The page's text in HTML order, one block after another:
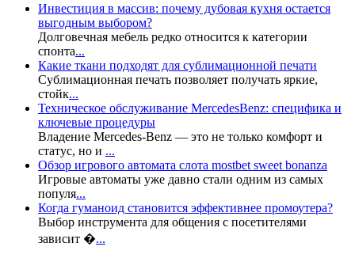
Инвестиция в массив: почему дубовая кухня остается
выгодным выбором?
Долговечная мебель редко относится к категории
спонта...
Какие ткани подходят для сублимационной печати
Сублимационная печать позволяет получать яркие,
стойк...
Техническое обслуживание MercedesBenz: специфика и
ключевые процедуры
Владение Mercedes-Benz — это не только комфорт и
статус, но и ...
Обзор игрового автомата слота mostbet sweet bonanza
Игровые автоматы уже давно стали одним из самых
популя...
Когда гуманоид становится эффективнее промоутера?
Выбор инструмента для общения с посетителями
зависит �...